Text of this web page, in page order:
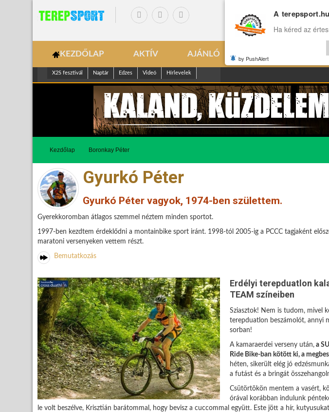
ENG
KEZDŐLAP AKTÍV AJÁNLÓ
X2S fesztivál Naptár Edzes Videó Hírlevelek
Kezdőlap Boronkay Péter
Gyurkó Péter
Gyurkó Péter vagyok, 1974-ben születtem.
Gyerekkoromban átlagos szemmel néztem minden sportot.
1997-ben kezdtem érdeklődni a montainbike sport iránt. 1998-tól 2005-ig a PCCC tagjaként
maratoni versenyeken vettem részt.
Bemutatkozás
Erdélyi terepduatlon
TEAM színeiben
Sziasztok! Nem is tudom, mivel
terepduatlon beszámolót, annyi
sorban!
A kamaraerdei verseny után, a
Ride Bike-ban kötött ki, a
héten, sikerült elég jó
a futást és a bringát
Csütörtökön mentem a vasért,
órával korábban indulunk
le volt beszélve, Krisztián barátommal, hogy bevisz a cuccommal együtt. Este jött a hír,
A
Ha kéred az
by PushAlert